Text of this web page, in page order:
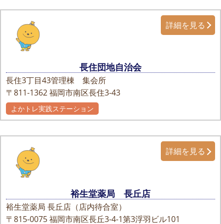
長住団地自治会
長住3丁目43管理棟 集会所
〒811-1362福岡市南区長住3-43
詳細を見る
よかトレ実践ステーション
裕生堂薬局 長丘店
裕生堂薬局 長丘店（店内待合室）
〒815-0075福岡市南区長丘3-4-1第3浮羽ビル101
詳細を見る